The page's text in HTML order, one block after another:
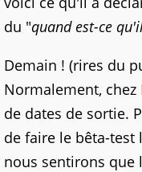
du "quand est-ce
Demain ! (rires du
Normalement, chez
de dates de sortie.
de faire le bêta-test
nous sentirons que